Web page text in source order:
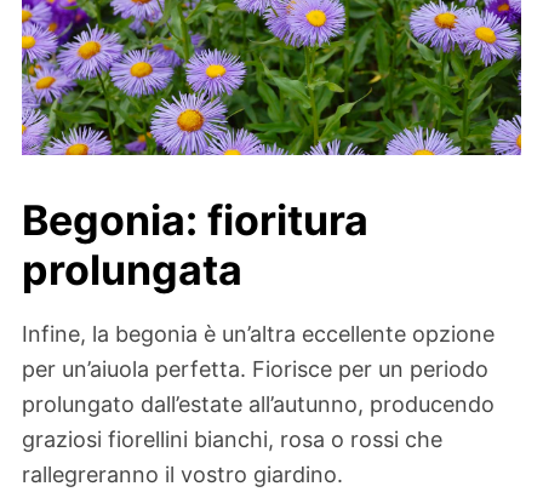
Begonia: fioritura
prolungata
Infine, la begonia è un’altra eccellente opzione
per un’aiuola perfetta. Fiorisce per un periodo
prolungato dall’estate all’autunno, producendo
graziosi fiorellini bianchi, rosa o rossi che
rallegreranno il vostro giardino.